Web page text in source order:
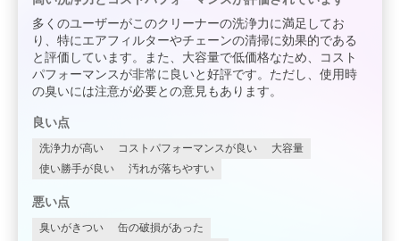
多くのユーザーがこのクリーナーの洗浄力に満足してお
り、特にエアフィルターやチェーンの清掃に効果的である
と評価しています。また、大容量で低価格なため、コスト
パフォーマンスが非常に良いと好評です。ただし、使用時
の臭いには注意が必要との意見もあります。
良い点
洗浄力が高い コストパフォーマンスが良い
大容量
使い勝手が良い
汚れが落ちやすい
悪い点
臭いがきつい
缶の破損があった